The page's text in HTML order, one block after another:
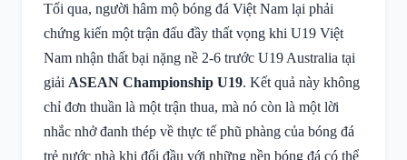
Tối qua, người hâm mộ bóng đá Việt Nam lại phải
chứng kiến một trận đấu đầy thất vọng khi U19 Việt
Nam nhận thất bại nặng nề 2-6 trước U19 Australia tại
giải ASEAN Championship U19. Kết quả này không
chỉ đơn thuần là một trận thua, mà nó còn là một lời
nhắc nhở đanh thép về thực tế phũ phàng của bóng đá
trẻ nước nhà khi đối đầu với những nền bóng đá có thể